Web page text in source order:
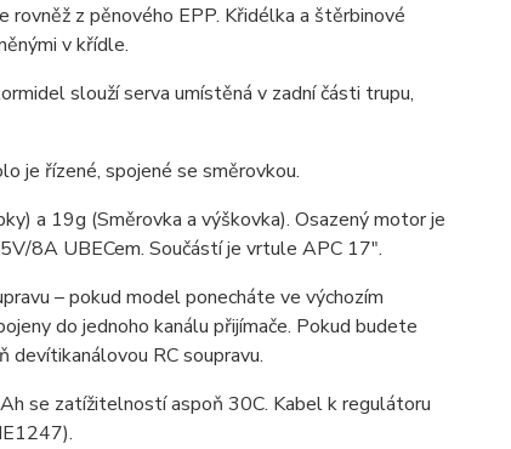
z pěnového EPP. Křidélka a štěrbinové
v křídle.
slouží serva umístěná v zadní části trupu,
je řízené, spojené se směrovkou.
a 19g (Směrovka a výškovka). Osazený motor je
8A UBECem. Součástí je vrtule APC 17".
– pokud model ponecháte ve výchozím
do jednoho kanálu přijímače. Pokud budete
RC soupravu.
se zatížitelností aspoň 30C. Kabel k regulátoru